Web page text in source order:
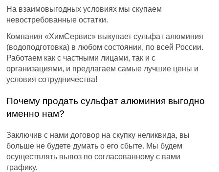
На взаимовыгодных условиях мы скупаем
невостребованные остатки.
Компания «ХимСервис» выкупает сульфат алюминия
(водоподготовка) в любом состоянии, по всей России.
Работаем как с частными лицами, так и с
организациями, и предлагаем самые лучшие цены и
условия сотрудничества!
Почему продать сульфат алюминия выгодно
именно нам?
Заключив с нами договор на скупку неликвида, вы
больше не будете думать о его сбыте. Мы будем
осуществлять вывоз по согласованному с вами
графику.